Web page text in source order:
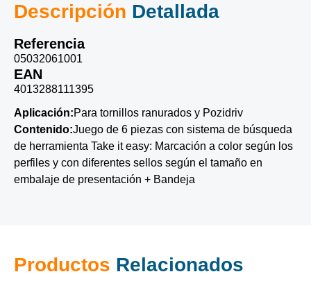
Descripción Detallada
Referencia
05032061001
EAN
4013288111395
Aplicación:Para tornillos ranurados y Pozidriv
Contenido:Juego de 6 piezas con sistema de búsqueda
de herramienta Take it easy: Marcación a color según los
perfiles y con diferentes sellos según el tamaño en
embalaje de presentación + Bandeja
Productos Relacionados